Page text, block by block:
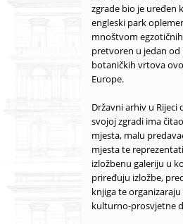
zgrade bio je uređen
engleski park
mnoštvom
pretvoren u jedan od
botaničkih vrtova
Europe.
Državni arhiv u Rijeci
svojoj zgradi ima
mjesta, malu
mjesta te
izložbenu galeriju u
priređuju izložbe,
knjiga te
kulturno-prosvjetne